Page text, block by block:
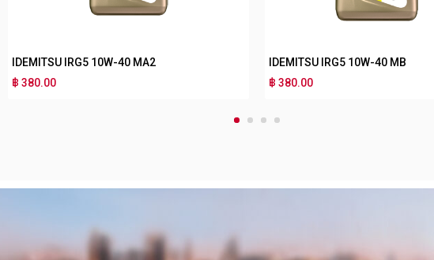
IDEMITSU IRG3 10W-30 MB
฿ 180.00
IDEMITSU IRG3 10W-40 MA2
฿ 170.00
4